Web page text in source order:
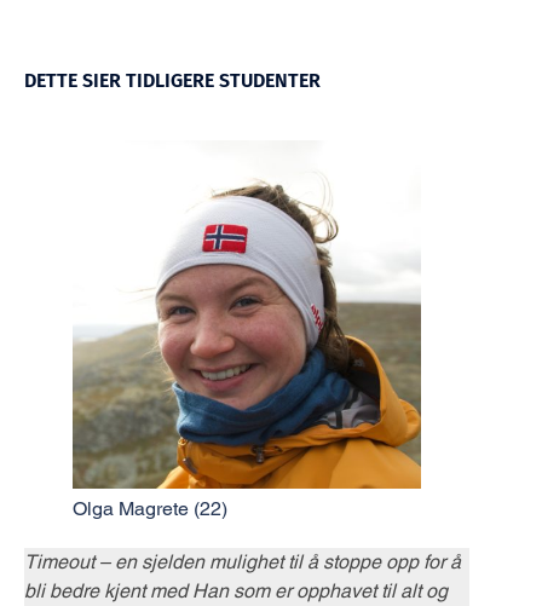
DETTE SIER TIDLIGERE STUDENTER
Olga Magrete (22)
Timeout – en sjelden mulighet til å stoppe opp for å
bli bedre kjent med Han som er opphavet til alt og